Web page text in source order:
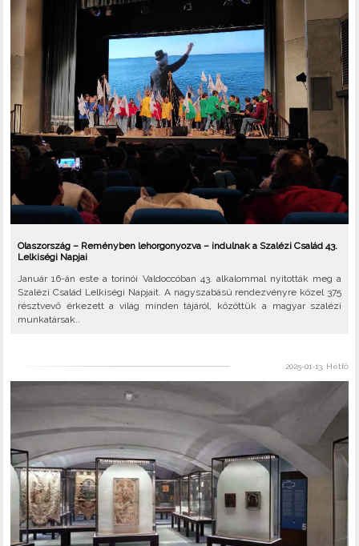
Olaszország – Reményben lehorgonyozva – indulnak a Szalézi Család 43.
Lelkiségi Napjai
Január 16-án este a torinói Valdoccóban 43. alkalommal nyitották meg a
Szalézi Család Lelkiségi Napjait. A nagyszabású rendezvényre közel 375
résztvevő érkezett a világ minden tájáról, közöttük a magyar szalézi
munkatársak..
2025-01-13, Hétfő